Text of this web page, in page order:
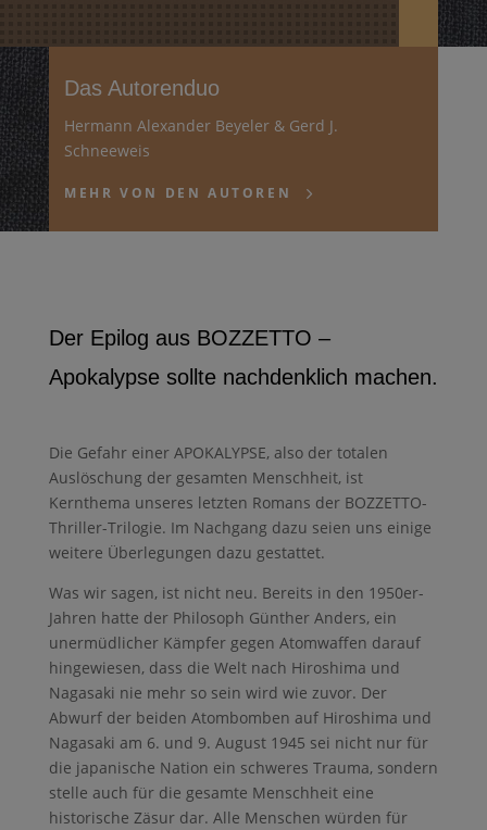
Das Autorenduo
Hermann Alexander Beyeler & Gerd J.
Schneeweis
MEHR VON DEN AUTOREN
Der Epilog aus BOZZETTO –
Apokalypse sollte nachdenklich machen.
Die Gefahr einer APOKALYPSE, also der totalen
Auslöschung der gesamten Menschheit, ist
Kernthema unseres letzten Romans der BOZZETTO-
Thriller-Trilogie. Im Nachgang dazu seien uns einige
weitere Überlegungen dazu gestattet.
Was wir sagen, ist nicht neu. Bereits in den 1950er-
Jahren hatte der Philosoph Günther Anders, ein
unermüdlicher Kämpfer gegen Atomwaffen darauf
hingewiesen, dass die Welt nach Hiroshima und
Nagasaki nie mehr so sein wird wie zuvor. Der
Abwurf der beiden Atombomben auf Hiroshima und
Nagasaki am 6. und 9. August 1945 sei nicht nur für
die japanische Nation ein schweres Trauma, sondern
stelle auch für die gesamte Menschheit eine
historische Zäsur dar. Alle Menschen würden für